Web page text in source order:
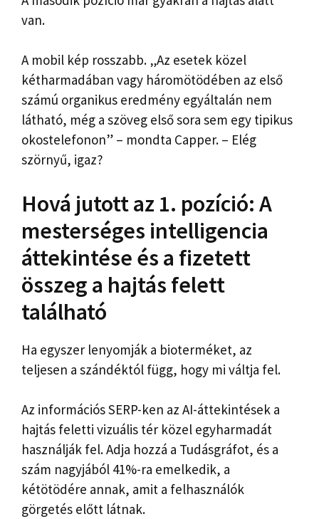
van.
A mobil kép rosszabb. „Az esetek közel
kétharmadában vagy háromötödében az első
számú organikus eredmény egyáltalán nem
látható, még a szöveg első sora sem egy tipikus
okostelefonon” – mondta Capper. – Elég
szörnyű, igaz?
Hová jutott az 1. pozíció: A
mesterséges intelligencia
áttekintése és a fizetett
összeg a hajtás felett
található
Ha egyszer lenyomják a bioterméket, az
teljesen a szándéktól függ, hogy mi váltja fel.
Az információs SERP-ken az AI-áttekintések a
hajtás feletti vizuális tér közel egyharmadát
használják fel. Adja hozzá a Tudásgráfot, és a
szám nagyjából 41%-ra emelkedik, a
kétötödére annak, amit a felhasználók
görgetés előtt látnak.